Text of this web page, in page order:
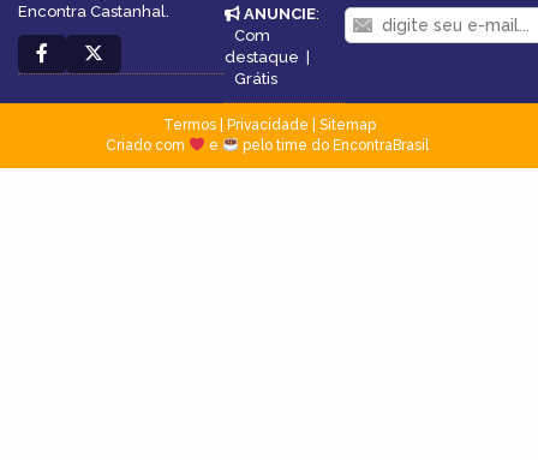
Encontra Castanhal.
ANUNCIE:
Com
destaque |
Grátis
Termos| Privacidade
Sitemap
Criado com
e pelo time do EncontraBrasil